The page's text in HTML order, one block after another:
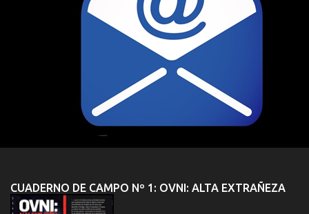
CUADERNO DE CAMPO Nº 1: OVNI: ALTA EXTRAÑEZA